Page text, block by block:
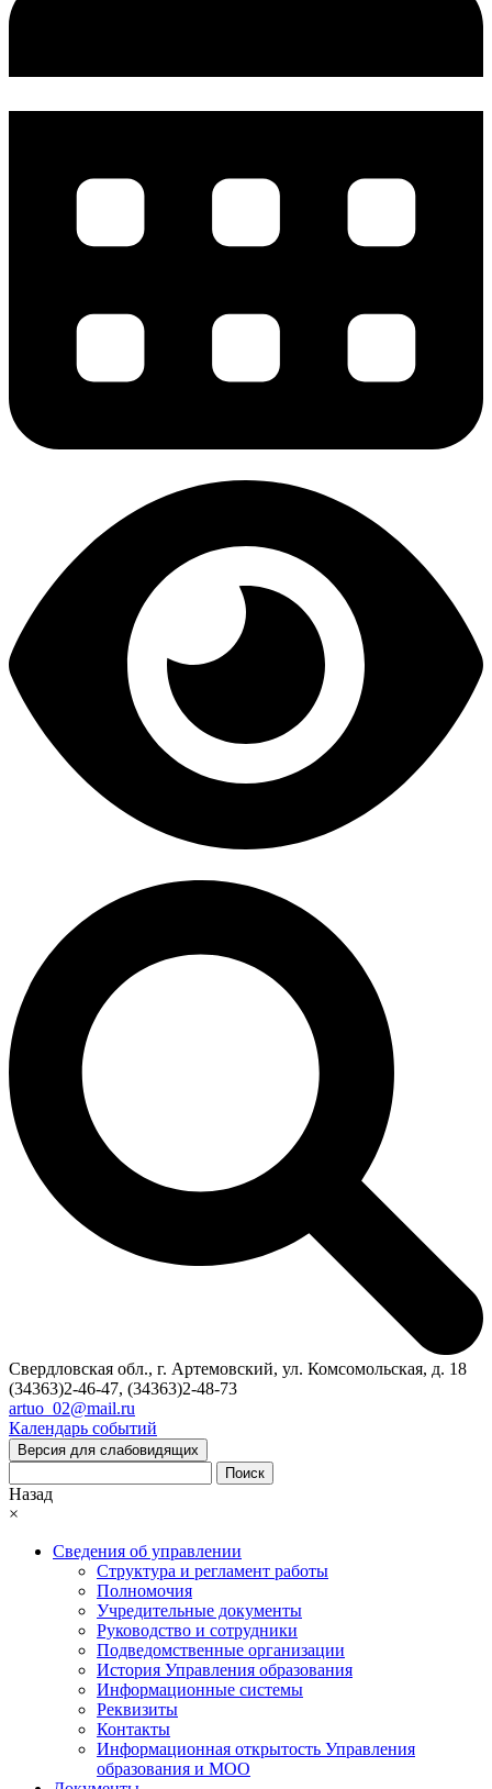
Свердловская обл., г. Артемовский, ул. Комсомольская, д. 18
(34363)2-46-47, (34363)2-48-73
artuo_02@mail.ru
Календарь событий
Версия для слабовидящих
Поиск
Назад
×
Сведения об управлении
Структура и регламент работы
Полномочия
Учредительные документы
Руководство и сотрудники
Подведомственные организации
История Управления образования
Информационные системы
Реквизиты
Контакты
Информационная открытость Управления
образования и МОО